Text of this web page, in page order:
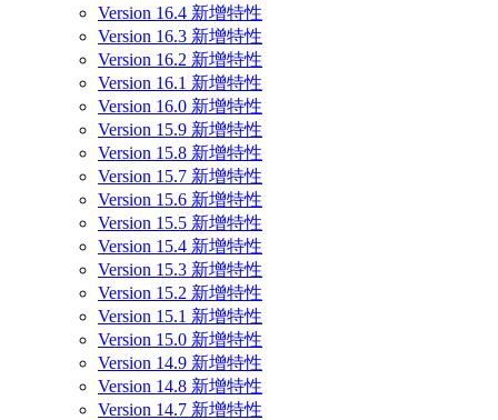
Version 16.4 新增特性
Version 16.3 新增特性
Version 16.2 新增特性
Version 16.1 新增特性
Version 16.0 新增特性
Version 15.9 新增特性
Version 15.8 新增特性
Version 15.7 新增特性
Version 15.6 新增特性
Version 15.5 新增特性
Version 15.4 新增特性
Version 15.3 新增特性
Version 15.2 新增特性
Version 15.1 新增特性
Version 15.0 新增特性
Version 14.9 新增特性
Version 14.8 新增特性
Version 14.7 新增特性